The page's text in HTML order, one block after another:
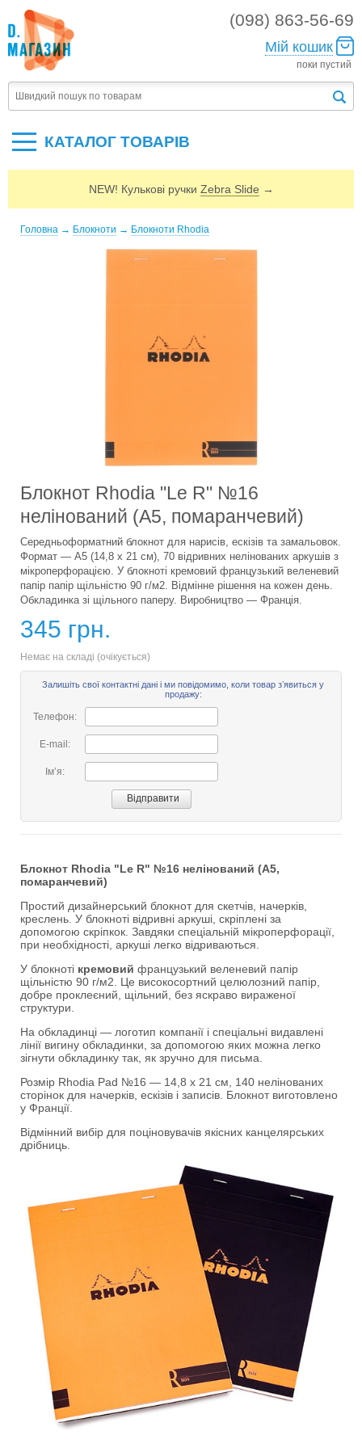
(098) 863-56-69
Мій кошик
поки пустий
КАТАЛОГ ТОВАРIВ
NEW! Кулькові ручки Zebra Slide →
Головна → Блокноти → Блокноти Rhodia
Блокнот Rhodia "Le R" №16
нелінований (А5, помаранчевий)
Середньоформатний блокнот для нарисів, ескізів та замальовок.
Формат — А5 (14,8 х 21 см), 70 відривних нелінованих аркушів з
мікроперфорацією. У блокноті кремовий французький веленевий
папір папір щільністю 90 г/м2. Відмінне рішення на кожен день.
Обкладинка зі щільного паперу. Виробництво — Франція.
345 грн.
Немає на складі (очікується)
Залишіть свої контактні дані і ми повідомимо, коли товар зʼявиться у
продажу:
Телефон:
E-mail:
Імʼя:
Блокнот Rhodia "Le R" №16 нелінований (А5,
помаранчевий)
Простий дизайнерський блокнот для скетчів, начерків,
креслень. У блокноті відривні аркуші, скріплені за
допомогою скріпкок. Завдяки спеціальній мікроперфорації,
при необхідності, аркуші легко відриваються.
У блокноті кремовий французький веленевий папір
щільністю 90 г/м2. Це високосортний целюлозний папір,
добре проклеєний, щільний, без яскраво вираженої
структури.
На обкладинці — логотип компанії і спеціальні видавлені
лінії вигину обкладинки, за допомогою яких можна легко
зігнути обкладинку так, як зручно для письма.
Розмір Rhodia Pad №16 — 14,8 х 21 см, 140 нелінованих
сторінок для начерків, ескізів і записів. Блокнот виготовлено
у Франції.
Відмінний вибір для поціновувачів якісних канцелярських
дрібниць.